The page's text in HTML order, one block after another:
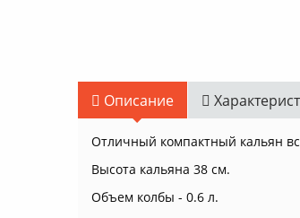
Описание
Отличный компактный кальян
Высота кальяна 38 см.
Объем колбы - 0.6 л.